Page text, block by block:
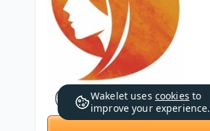
Wakelet uses cookies to
improve your experience.